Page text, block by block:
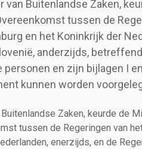
Buitenlandse Zaken,
tussen de
en het Koninkrijk der
anderzijds,
en zijn bijlagen I
kunnen worden
Zaken, keurde de
tussen de Regeringen van
enerzijds, en de